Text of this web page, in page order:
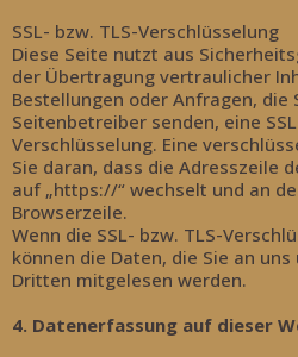
SSL- bzw. TLS-Verschlüsselung
Diese Seite nutzt aus
der Übertragung vertraulicher
Bestellungen oder Anfragen, die
Seitenbetreiber senden, eine
Verschlüsselung. Eine
Sie daran, dass die Adresszeile
auf „https://“ wechselt und an
Browserzeile.
Wenn die SSL- bzw. TLS-
können die Daten, die Sie an
Dritten mitgelesen werden.
4. Datenerfassung auf dieser